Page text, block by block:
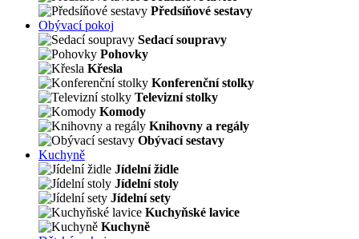
Předsíňové sestavy
Obývací pokoj
Sedací soupravy
Pohovky
Křesla
Konferenční stolky
Televizní stolky
Komody
Knihovny a regály
Obývací sestavy
Kuchyně
Jídelní židle
Jídelní stoly
Jídelní sety
Kuchyňské lavice
Kuchyně